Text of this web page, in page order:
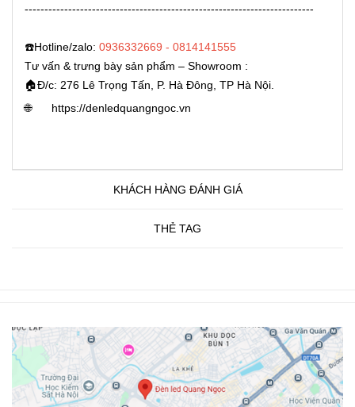
-------------------------------------------------------------------------
☎️Hotline/zalo: 0936332669 - 0814141555
Tư vấn & trưng bày sản phẩm – Showroom :
🏠Đ/c: 276 Lê Trọng Tấn, P. Hà Đông, TP Hà Nội.
🌐
https://denledquangngoc.vn
KHÁCH HÀNG ĐÁNH GIÁ
THẺ TAG